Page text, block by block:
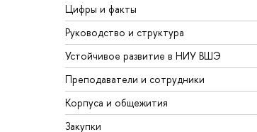
Цифры и факты
Руководство и структура
Устойчивое развитие в НИУ ВШЭ
Преподаватели и сотрудники
Корпуса и общежития
Закупки